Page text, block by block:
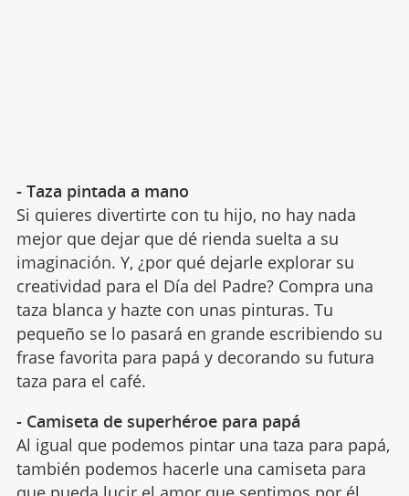
- Taza pintada a mano
Si quieres divertirte con tu hijo, no hay nada
mejor que dejar que dé rienda suelta a su
imaginación. Y, ¿por qué dejarle explorar su
creatividad para el Día del Padre? Compra una
taza blanca y hazte con unas pinturas. Tu
pequeño se lo pasará en grande escribiendo su
frase favorita para papá y decorando su futura
taza para el café.
- Camiseta de superhéroe para papá
Al igual que podemos pintar una taza para papá,
también podemos hacerle una camiseta para